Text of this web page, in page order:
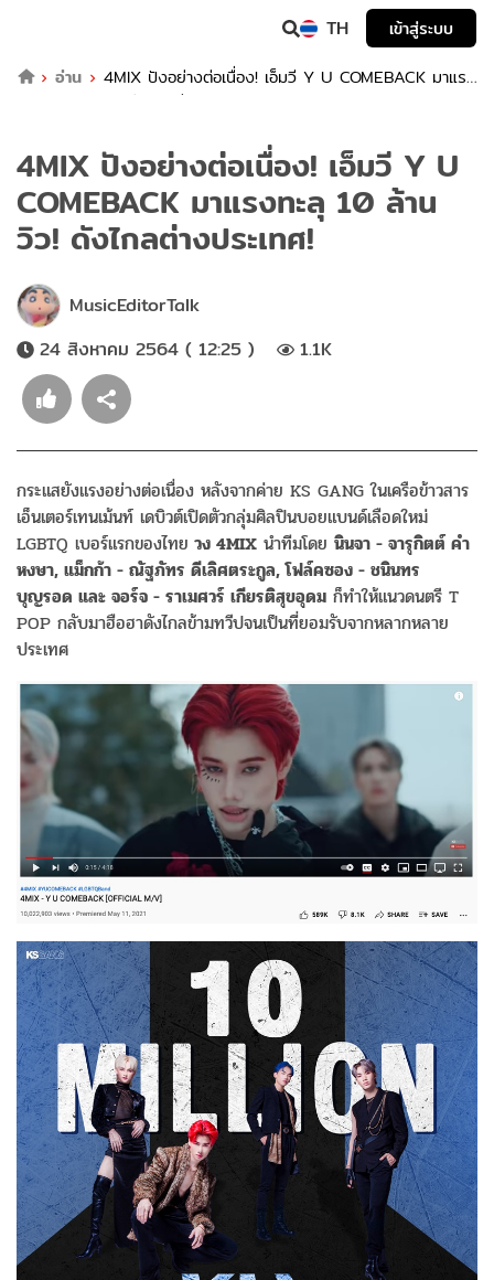
TH
เข้าสู่ระบบ
อ่าน
4MIX ปังอย่างต่อเนื่อง! เอ็มวี Y U COMEBACK มาแรง
ทะลุ 10 ล้านวิว! ดังไกลต่างประเทศ!
4MIX ปังอย่างต่อเนื่อง! เอ็มวี Y U
COMEBACK มาแรงทะลุ 10 ล้าน
วิว! ดังไกลต่างประเทศ!
MusicEditorTalk
24 สิงหาคม 2564 ( 12:25 )
1.1K
กระแสยังแรงอย่างต่อเนื่อง หลังจากค่าย KS GANG ในเครือข้าวสาร
เอ็นเตอร์เทนเม้นท์ เดบิวต์เปิดตัวกลุ่มศิลปินบอยแบนด์เลือดใหม่
LGBTQ เบอร์แรกของไทย วง 4MIX นำทีมโดย นินจา - จารุกิตต์ คำ
หงษา, แม็กก้า - ณัฐภัทร ดีเลิศตระกูล, โฟล์คซอง - ชนินทร
บุญรอด และ จอร์จ - ราเมศวร์ เกียรติสุขอุดม ก็ทำให้แนวดนตรี T
POP กลับมาฮือฮาดังไกลข้ามทวีปจนเป็นที่ยอมรับจากหลากหลาย
ประเทศ